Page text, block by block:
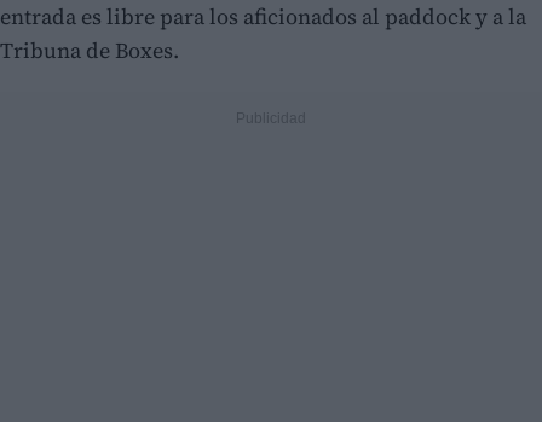
entrada es libre para los aficionados al paddock y a la
Tribuna de Boxes.